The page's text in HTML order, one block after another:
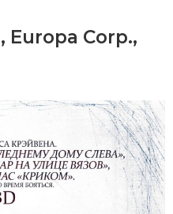
, Europa Corp.,